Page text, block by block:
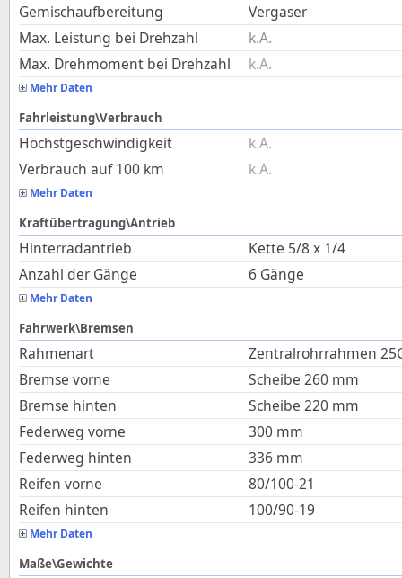
Gemischaufbereitung
Vergaser
Max. Leistung bei Drehzahl
k.A.
Max. Drehmoment bei Drehzahl
k.A.
Mehr Daten
Fahrleistung\Verbrauch
Höchstgeschwindigkeit
k.A.
Verbrauch auf 100 km
k.A.
Mehr Daten
Kraftübertragung\Antrieb
Hinterradantrieb
Kette 5/8 x 1/4
Anzahl der Gänge
6 Gänge
Mehr Daten
Fahrwerk\Bremsen
Rahmenart
Zentralrohrrahmen
Bremse vorne
Scheibe 260 mm
Bremse hinten
Scheibe 220 mm
Federweg vorne
300 mm
Federweg hinten
336 mm
Reifen vorne
80/100-21
Reifen hinten
100/90-19
Mehr Daten
Maße\Gewichte